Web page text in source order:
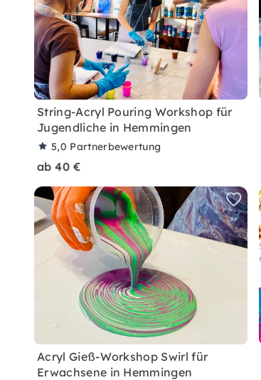
String-Acryl Pouring Workshop für
Jugendliche in Hemmingen
5,0 Partnerbewertung
ab 40 €
Acryl Gieß-Workshop Swirl für
Erwachsene in Hemmingen